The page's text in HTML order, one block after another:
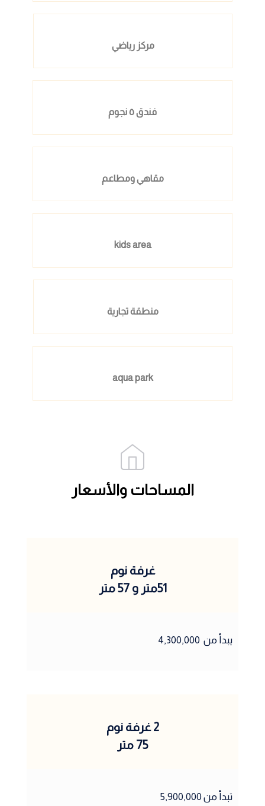
مركز رياضي
فندق ٥ نجوم
مقاهي ومطاعم
kids area
منطقة تجارية
aqua park
المساحات والأسعار
غرفة نوم
51متر و 57 متر
يبدأ من 4,300,000
2 غرفة نوم
75 متر
تبدأ من 5,900,000